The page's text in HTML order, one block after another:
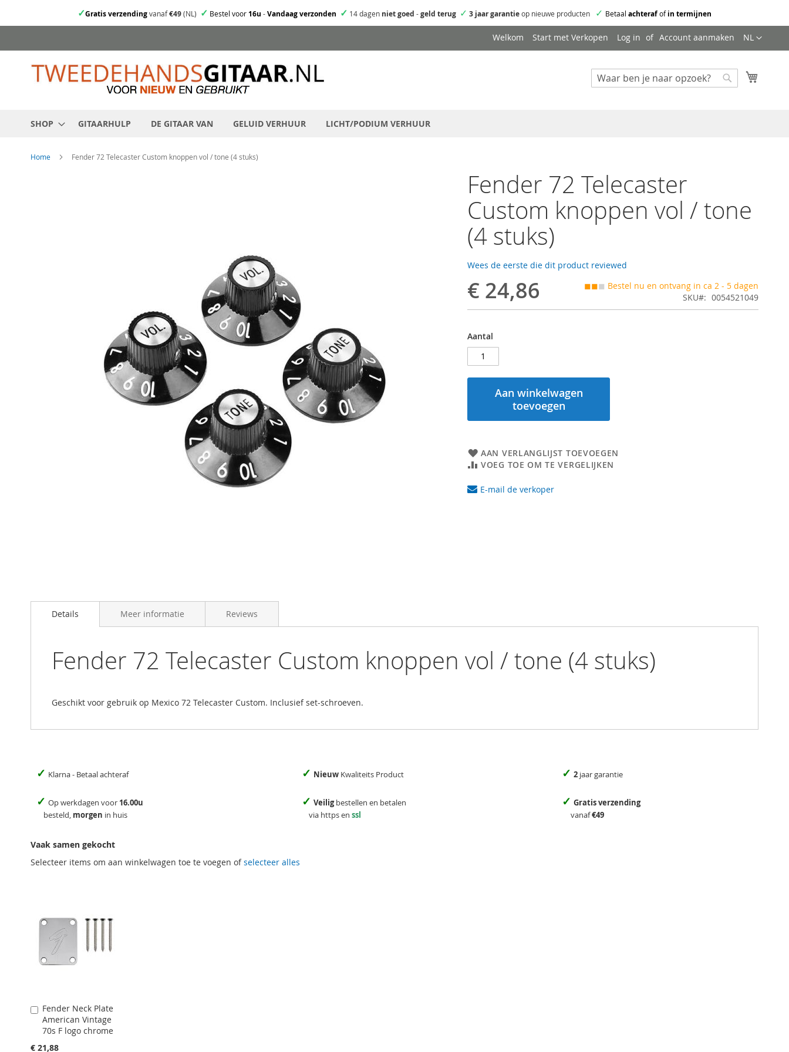
✓Gratis verzendingvanaf€49(NL) ✓ Bestel voor16u -Vandaag verzonden ✓ 14 dagen niet goed -geld terug ✓ 3 jaar garantieop nieuwe producten ✓ Betaal achterafofin termijnen
direct
naar
de
Taal
NL
Welkom Start met Verkopen Log in Account aanmaken
Zoeken
SHOP GITAARHULP DE GITAAR VAN GELUID VERHUUR LICHT/PODIUM VERHUUR
Home Fender 72 Telecaster Custom knoppen vol / tone (4 stuks)
Fender 72 Telecaster
Custom knoppen vol / tone
(4 stuks)
Wees de eerste die dit product reviewed
€ 24,86 ◼◼◼ Bestel nu en ontvang in ca 2 - 5 dagen
SKU
0054521049
Aantal
Aan winkelwagen
toevoegen
AAN VERLANGLIJST TOEVOEGEN
VOEG TOE OM TE VERGELIJKEN
E-mail de verkoper
to
images
Details
Fender 72 Telecaster Custom knoppen vol / tone (4 stuks)
Geschikt voor gebruik op Mexico 72 Telecaster Custom. Inclusief set-schroeven.
Meer informatie Reviews
✓ Klarna - Betaal achteraf ✓ Nieuw Kwaliteits Product ✓ 2 jaar garantie
✓ Op werkdagen voor 16.00u
besteld, morgen in huis
✓ Veiligbestellen en betalen
via https en ssl
✓ Gratis verzending
vanaf€49
Vaak samen gekocht
Selecteer items om aan winkelwagen toe te voegen ofselecteer alles
Fender Neck Plate
American Vintage
70s F logo chrome
€ 21,88
Aan
winkelwagen
toevoegen